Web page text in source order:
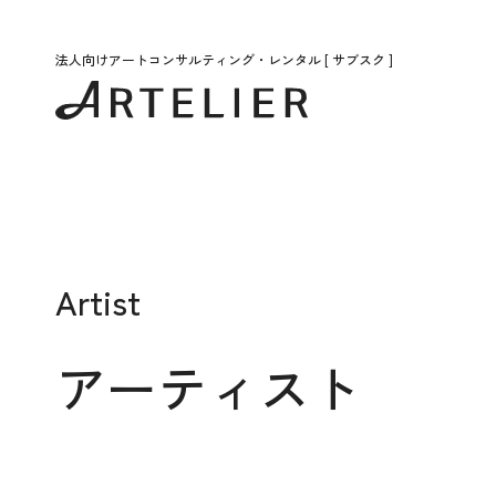
法人向けアートコンサルティング・レンタル [ サブスク ]
Artist
アーティスト